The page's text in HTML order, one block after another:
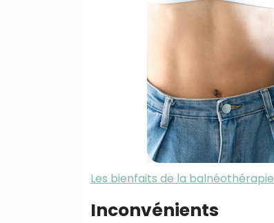
Les bienfaits de la balnéothérapie
Inconvénients